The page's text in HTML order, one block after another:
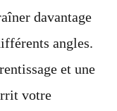
davantage
angles.
et une
votre